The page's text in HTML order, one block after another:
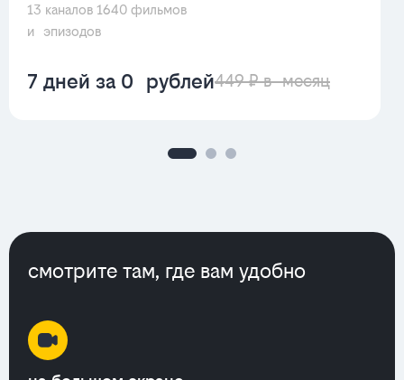
13 каналов 1640 фильмов
и эпизодов
7 дней за 0 рублей449 ₽ в месяц
смотрите там, где вам удобно